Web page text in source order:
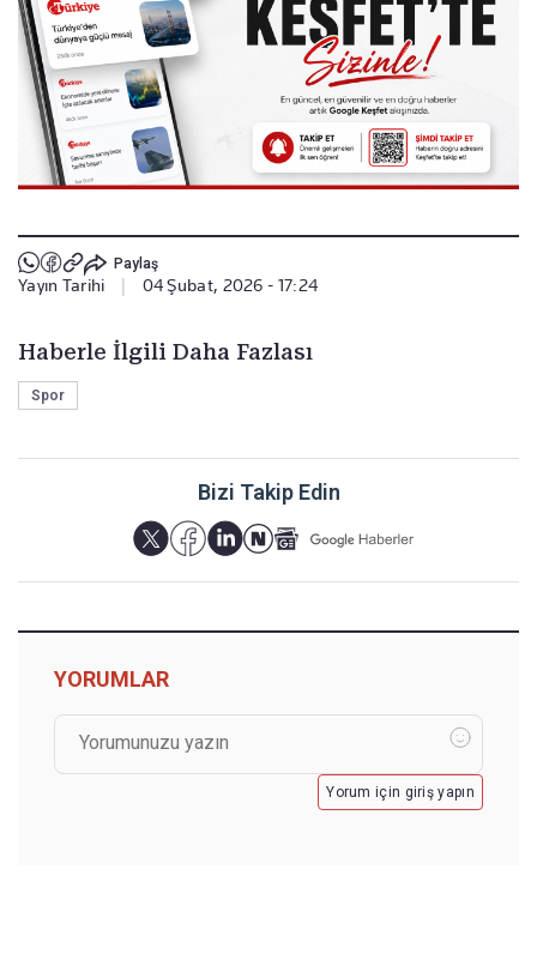
Paylaş
Yayın Tarihi 04 Şubat, 2026 - 17:24
Haberle İlgili Daha Fazlası
Spor
Bizi Takip Edin
YORUMLAR
Yorum için giriş yapın